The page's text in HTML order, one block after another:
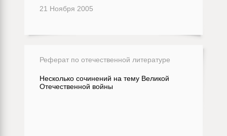
21 Ноября 2005
Реферат по отечественной литературе
Несколько сочинений на тему Великой
Отечественной войны